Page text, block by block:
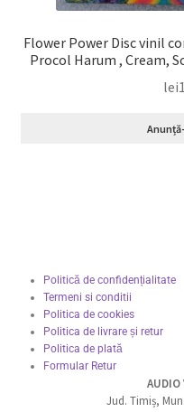
Flower Power Disc vinil compilatie 2LP Jefferson Airplane,
Procol Harum , Cream,
lei
Politică de confidențialitate
Termeni si conditii
Politica de cookies
Politica de livrare și retur
Politica de plată
Formular Retur
AUDIO
Jud. Timiș,